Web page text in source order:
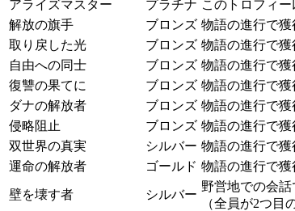
アライズマスター
プラチナ このトロフィー
解放の旗手
ブロンズ 物語の進行で獲
取り戻した光
ブロンズ 物語の進行で獲
自由への同士
ブロンズ 物語の進行で獲
復讐の果てに
ブロンズ 物語の進行で獲
ダナの解放者
ブロンズ 物語の進行で獲
侵略阻止
ブロンズ 物語の進行で獲
双世界の真実
シルバー 物語の進行で獲
運命の解放者
ゴールド 物語の進行で獲
壁を壊す者 シルバー
野営地での会話
（全員が2つ目